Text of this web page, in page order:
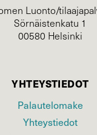
Luonto/
Sörnäistenkatu 1
00580 Helsinki
YHTEYSTIEDOT
Palautelomake
Yhteystiedot